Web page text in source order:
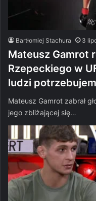
Bartłomiej Stachura 3
Mateusz Gamrot
Rzepeckiego w
ludzi
Mateusz Gamrot zabrał
jego zbliżającej się…